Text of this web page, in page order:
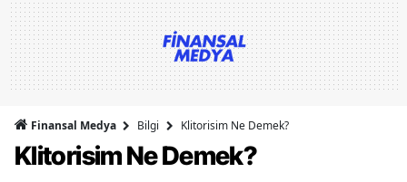
Finansal Medya Bilgi Klitorisim Ne Demek?
Klitorisim Ne Demek?